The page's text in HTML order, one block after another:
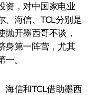
资，对中国家电业
、海信、TCL分别是
抛开墨西哥不谈，
身第一阵营，尤其
。
信和TCL借助墨西